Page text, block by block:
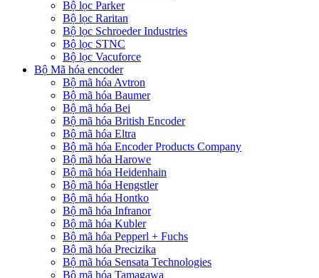
Bộ lọc Parker
Bộ lọc Raritan
Bộ lọc Schroeder Industries
Bộ lọc STNC
Bộ lọc Vacuforce
Bộ Mã hóa encoder
Bộ mã hóa Avtron
Bộ mã hóa Baumer
Bộ mã hóa Bei
Bộ mã hóa British Encoder
Bộ mã hóa Eltra
Bộ mã hóa Encoder Products Company
Bộ mã hóa Harowe
Bộ mã hóa Heidenhain
Bộ mã hóa Hengstler
Bộ mã hóa Hontko
Bộ mã hóa Infranor
Bộ mã hóa Kubler
Bộ mã hóa Pepperl + Fuchs
Bộ mã hóa Precizika
Bộ mã hóa Sensata Technologies
Bộ mã hóa Tamagawa